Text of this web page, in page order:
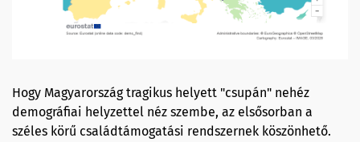
Hogy Magyarország tragikus helyett "csupán" nehéz
demográfiai helyzettel néz szembe, az elsősorban a
széles körű családtámogatási rendszernek köszönhető.